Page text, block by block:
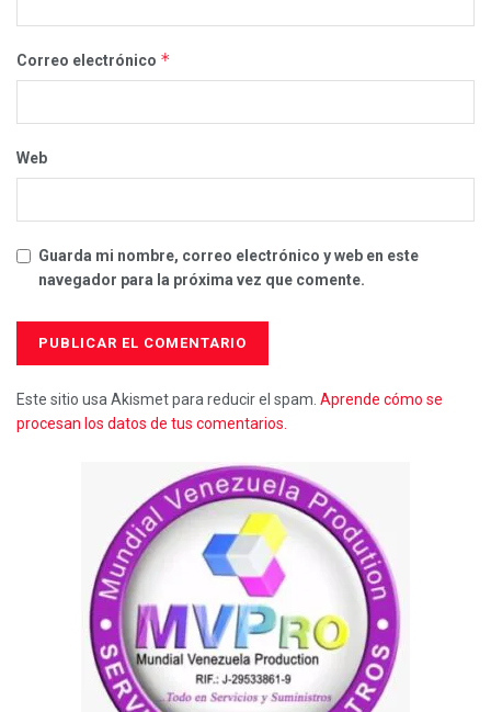
Correo electrónico *
Web
Guarda mi nombre, correo electrónico y web en este
navegador para la próxima vez que comente.
Este sitio usa Akismet para reducir el spam. Aprende cómo se
procesan los datos de tus comentarios.